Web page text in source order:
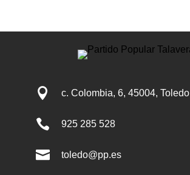
 c. Colombia, 6, 45004, Toledo
 925 285 528
 toledo@pp.es